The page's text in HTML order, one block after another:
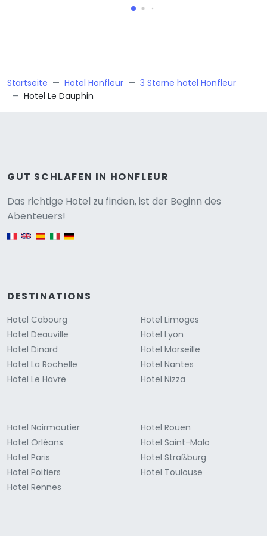
Startseite Hotel Honfleur
3 Sterne hotel Honfleur
Hotel Le Dauphin
GUT SCHLAFEN IN HONFLEUR
Das richtige Hotel zu finden, ist der Beginn des
Abenteuers!
English version
DESTINATIONS
Hotel Cabourg
Hotel Deauville
Hotel Dinard
Hotel La Rochelle
Hotel Le Havre
Hotel Limoges
Hotel Lyon
Hotel Marseille
Hotel Nantes
Hotel Nizza
Hotel Noirmoutier
Hotel Orléans
Hotel Paris
Hotel Poitiers
Hotel Rennes
Hotel Rouen
Hotel Saint-Malo
Hotel Straßburg
Hotel Toulouse